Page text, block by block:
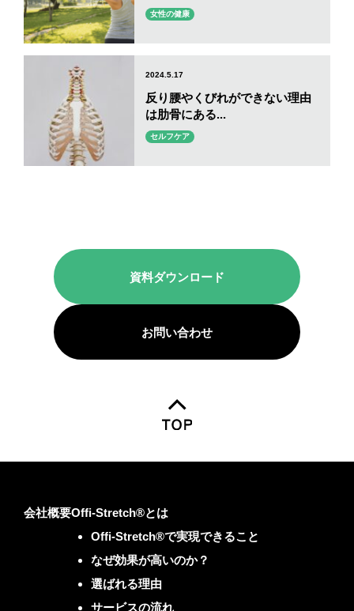
2024.5.17
反り腰やくびれができない理由
は肋骨にある...
セルフケア
女性の健康
資料ダウンロード
お問い合わせ
会社概要Offi-Stretch®とは
Offi-Stretch®で実現できること
なぜ効果が高いのか？
選ばれる理由
サービスの流れ